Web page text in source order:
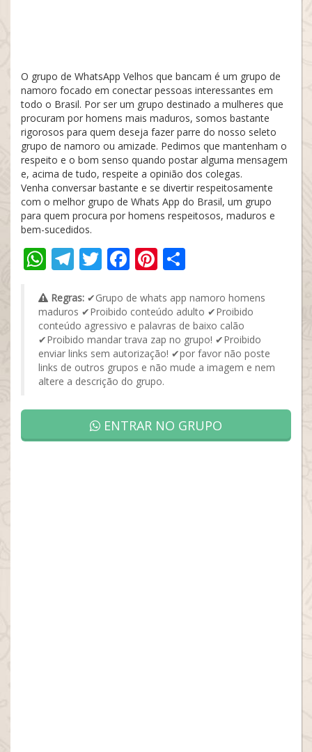
O grupo de WhatsApp Velhos que bancam é um grupo de
namoro focado em conectar pessoas interessantes em
todo o Brasil. Por ser um grupo destinado a mulheres que
procuram por homens mais maduros, somos bastante
rigorosos para quem deseja fazer parre do nosso seleto
grupo de namoro ou amizade. Pedimos que mantenham o
respeito e o bom senso quando postar alguma mensagem
e, acima de tudo, respeite a opinião dos colegas.
Venha conversar bastante e se divertir respeitosamente
com o melhor grupo de Whats App do Brasil, um grupo
para quem procura por homens respeitosos, maduros e
bem-sucedidos.
WhatsApp
Telegram
Twitter
Facebook
Pinterest
Regras: ✔Grupo de whats app namoro homens
maduros ✔Proibido conteúdo adulto ✔Proibido
conteúdo agressivo e palavras de baixo calão
✔Proibido mandar trava zap no grupo! ✔Proibido
enviar links sem autorização! ✔por favor não poste
links de outros grupos e não mude a imagem e nem
altere a descrição do grupo.
ENTRAR NO GRUPO